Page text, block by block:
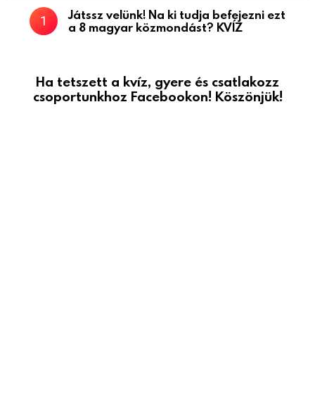
Játssz velünk! Na ki tudja befejezni ezt
a 8 magyar közmondást? KVÍZ
Ha tetszett a kvíz, gyere és csatlakozz
csoportunkhoz Facebookon! Köszönjük!